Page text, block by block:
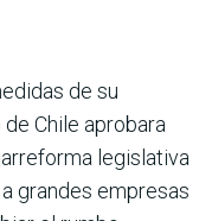
de su
Chile aprobara
legislativa
grandes empresas